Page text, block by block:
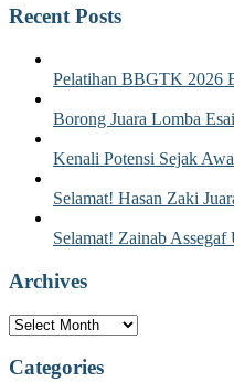
Recent Posts
Pelatihan BBGTK 2026
Borong Juara Lomba
Kenali Potensi Sejak
Selamat! Hasan Zaki
Selamat! Zainab
Archives
Archives
Categories